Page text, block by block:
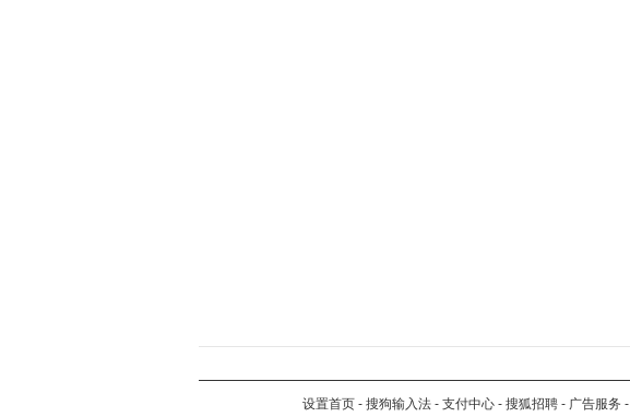
设置首页 - 搜狗输入法 - 支付中心 - 搜狐招聘 - 广告服务 -